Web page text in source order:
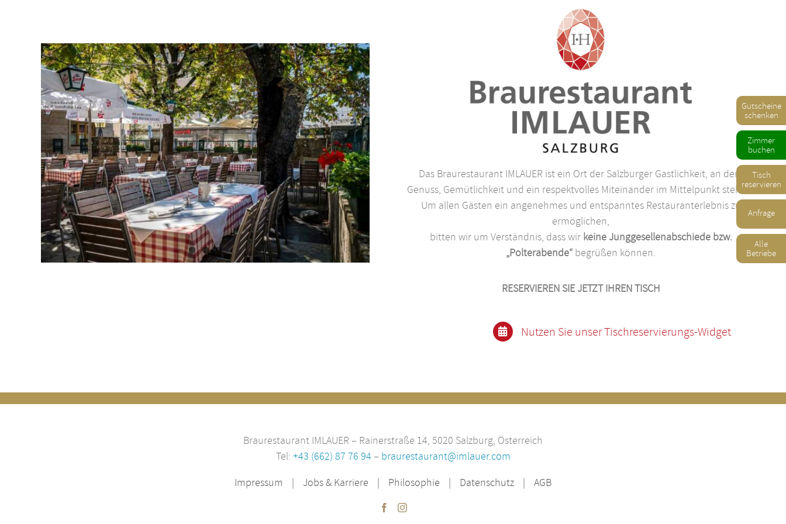
Gutscheine
schenken
Zimmer
buchen
Tisch
reservieren
Anfrage
Alle
Betriebe
Das Braurestaurant IMLAUER ist ein Ort der Salzburger Gastlichkeit, an dem
Genuss, Gemütlichkeit und ein respektvolles Miteinander im Mittelpunkt stehen.
Um allen Gästen ein angenehmes und entspanntes Restauranterlebnis zu
ermöglichen,
bitten wir um Verständnis, dass wir keine Junggesellenabschiede bzw.
„Polterabende“ begrüßen können.
RESERVIEREN SIE JETZT IHREN TISCH
Nutzen Sie unser Tischreservierungs-Widget
Braurestaurant IMLAUER – Rainerstraße 14, 5020 Salzburg, Österreich
Tel: +43 (662) 87 76 94 – braurestaurant@imlauer.com
Impressum
Jobs & Karriere Philosophie Datenschutz AGB